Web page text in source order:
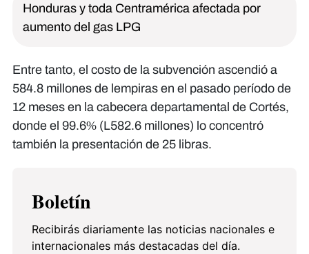
Honduras y toda Centramérica afectada por
aumento del gas LPG
Entre tanto, el costo de la subvención ascendió a
584.8 millones de lempiras en el pasado período de
12 meses en la cabecera departamental de Cortés,
donde el 99.6% (L582.6 millones) lo concentró
también la presentación de 25 libras.
Boletín
Recibirás diariamente las noticias nacionales e
internacionales más destacadas del día.